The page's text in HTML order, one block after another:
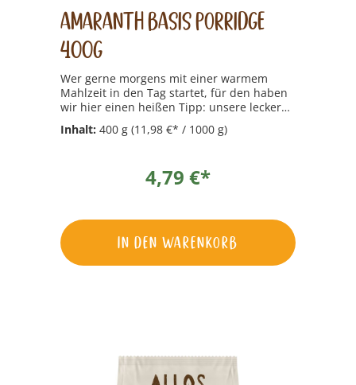
Amaranth Basis Porridge
400g
Wer gerne morgens mit einer warmem
Mahlzeit in den Tag startet, für den haben
wir hier einen heißen Tipp: unsere leckeren
Porridges mit ballaststoffreichen
Vollkornflocken und schmackhaften
eine Frühstücksbowl lässt sich natürlich
noch so mag. Bei so viel Sorgfalt und Liebe
wird einem auch gleich noch ganz warm
ums Herz.
Inhalt: 400 g (11,98 €* / 1000 g)
4,79 €*
In den Warenkorb